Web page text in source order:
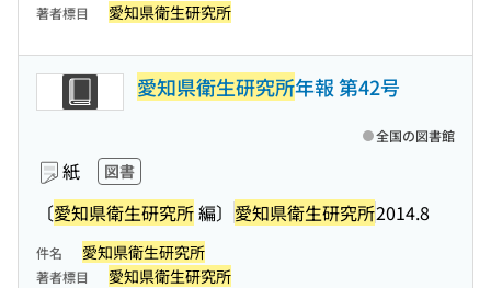
著者標目 愛知県衛生研究所
愛知県衛生研究所年報 第42号
紙 図書
〔愛知県衛生研究所編〕 愛知県衛生研究所2014.8
全国の図書館
件名 愛知県衛生研究所
著者標目 愛知県衛生研究所